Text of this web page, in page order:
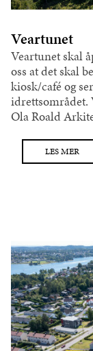
Veartunet
Veartunet skal
oss at det skal
kiosk/café og
idrettsområdet.
Ola Roald
LES MER